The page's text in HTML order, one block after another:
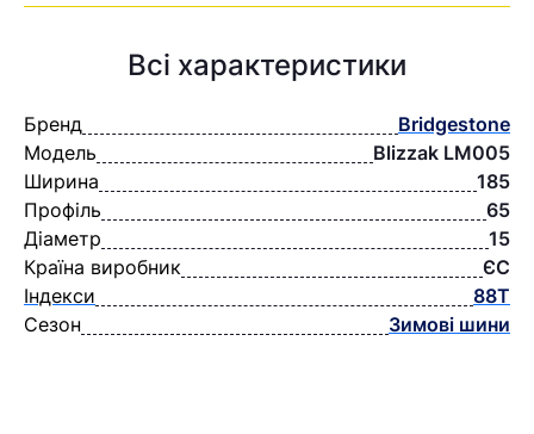
Всі характеристики
Бренд
Bridgestone
Модель
Blizzak LM005
Ширина
185
Профіль
65
Діаметр
15
Країна виробник
ЄС
Індекси
88T
Сезон
Зимові шини